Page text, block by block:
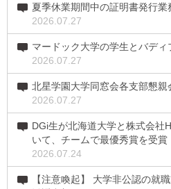
夏季休業期間中の証明書発行業
2026.07.27
マードック大学の学生とバデ
2026.07.27
北星学園大学同窓会各支部懇親
2026.07.27
DGi生が北海道大学と株式会社
いて、チームで最優秀賞を受賞
2026.07.24
【注意喚起】 大学非公認の就